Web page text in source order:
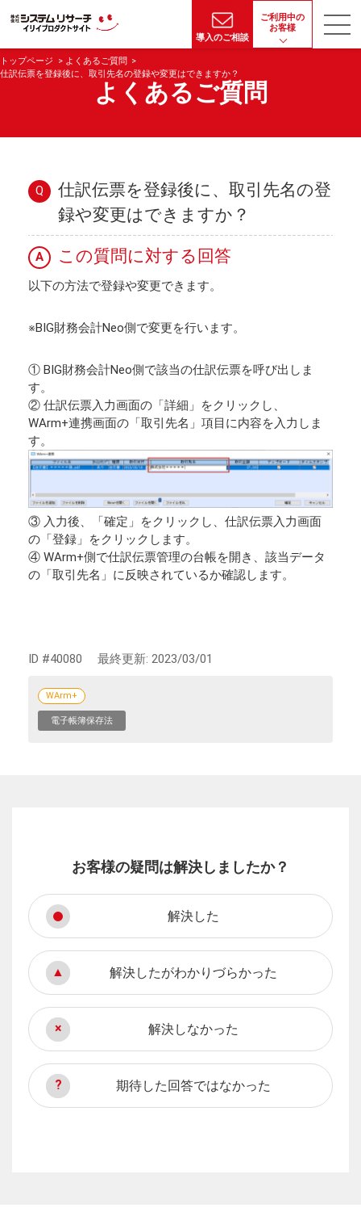
導入のご相談
ご利用中の
お客様
トップページ
よくあるご質問
仕訳伝票を登録後に、取引先名の登録や変更はできますか？
よくあるご質問
Q
仕訳伝票を登録後に、取引先名の登
録や変更はできますか？
A この質問に対する回答
以下の方法で登録や変更できます。
※BIG財務会計Neo側で変更を行います。
① BIG財務会計Neo側で該当の仕訳伝票を呼び出しま
す。
② 仕訳伝票入力画面の「詳細」をクリックし、
WArm+連携画面の「取引先名」項目に内容を入力しま
す。
③ 入力後、「確定」をクリックし、仕訳伝票入力画面
の「登録」をクリックします。
④ WArm+側で仕訳伝票管理の台帳を開き、該当データ
の「取引先名」に反映されているか確認します。
ID #40080 最終更新: 2023/03/01
WArm+
電子帳簿保存法
お客様の疑問は解決しましたか？
解決した
解決したがわかりづらかった
解決しなかった
期待した回答ではなかった